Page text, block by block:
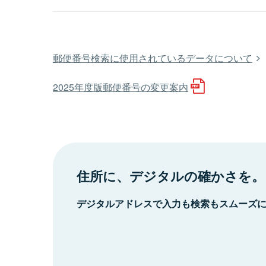
郵便番号検索に使用されているデータについて
2025年度版郵便番号の変更案内
住所に、デジタルの確かさを。
デジタルアドレスで入力も検索もスムーズ